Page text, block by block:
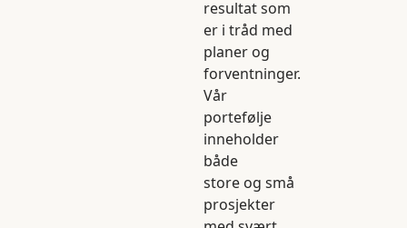
resultat som
er i tråd med
planer og
forventninger.
Vår
portefølje
inneholder
både
store og små
prosjekter